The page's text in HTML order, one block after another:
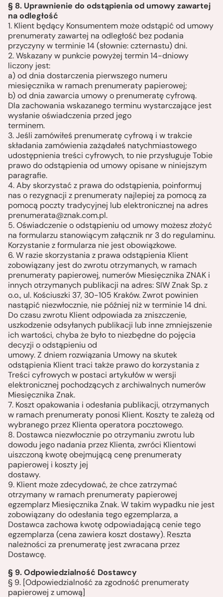
§ 8. Uprawnienie do odstąpienia od umowy zawartej
na odległość
1. Klient będący Konsumentem może odstąpić od umowy
prenumeraty zawartej na odległość bez podania
przyczyny w terminie 14 (słownie: czternastu) dni.
2. Wskazany w punkcie powyżej termin 14-dniowy
liczony jest:
a) od dnia dostarczenia pierwszego numeru
miesięcznika w ramach prenumeraty papierowej;
b) od dnia zawarcia umowy o prenumeratę cyfrową.
Dla zachowania wskazanego terminu wystarczające jest
wysłanie oświadczenia przed jego
terminem.
3. Jeśli zamówiłeś prenumeratę cyfrową i w trakcie
składania zamówienia zażądałeś natychmiastowego
udostępnienia treści cyfrowych, to nie przysługuje Tobie
prawo do odstąpienia od umowy opisane w niniejszym
paragrafie.
4. Aby skorzystać z prawa do odstąpienia, poinformuj
nas o rezygnacji z prenumeraty najlepiej za pomocą za
pomocą poczty tradycyjnej lub elektronicznej na adres
prenumerata@znak.com.pl.
5. Oświadczenie o odstąpieniu od umowy możesz złożyć
na formularzu stanowiącym załącznik nr 3 do regulaminu.
Korzystanie z formularza nie jest obowiązkowe.
6. W razie skorzystania z prawa odstąpienia Klient
zobowiązany jest do zwrotu otrzymanych, w ramach
prenumeraty papierowej, numerów Miesięcznika ZNAK i
innych otrzymanych publikacji na adres: SIW Znak Sp. z
o.o., ul. Kościuszki 37, 30-105 Kraków. Zwrot powinien
nastąpić niezwłocznie, nie później niż w terminie 14 dni.
Do czasu zwrotu Klient odpowiada za zniszczenie,
uszkodzenie odsyłanych publikacji lub inne zmniejszenie
ich wartości, chyba że było to niezbędne do pojęcia
decyzji o odstąpieniu od
umowy. Z dniem rozwiązania Umowy na skutek
odstąpienia Klient traci także prawo do korzystania z
Treści cyfrowych w postaci artykułów w wersji
elektronicznej pochodzących z archiwalnych numerów
Miesięcznika Znak.
7. Koszt opakowania i odesłania publikacji, otrzymanych
w ramach prenumeraty ponosi Klient. Koszty te zależą od
wybranego przez Klienta operatora pocztowego.
8. Dostawca niezwłocznie po otrzymaniu zwrotu lub
dowodu jego nadania przez Klienta, zwróci Klientowi
uiszczoną kwotę obejmującą cenę prenumeraty
papierowej i koszty jej
dostawy.
9. Klient może zdecydować, że chce zatrzymać
otrzymany w ramach prenumeraty papierowej
egzemplarz Miesięcznika Znak. W takim wypadku nie jest
zobowiązany do odesłania tego egzemplarza, a
Dostawca zachowa kwotę odpowiadającą cenie tego
egzemplarza (cena zawiera koszt dostawy). Reszta
należności za prenumeratę jest zwracana przez
Dostawcę.
§ 9. Odpowiedzialność Dostawcy
§ 9. [Odpowiedzialność za zgodność prenumeraty
papierowej z umową]